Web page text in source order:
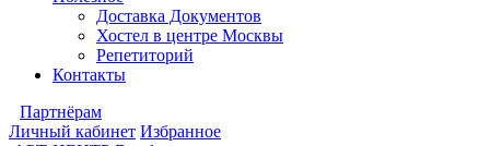
Доставка Документов
Хостел в центре Москвы
Репетиторий
Контакты
Партнёрам
Личный кабинет Избранное